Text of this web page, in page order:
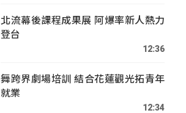
北流幕後課程成果展 阿爆率新人熱力
登台
12:36
舞跨界劇場培訓 結合花蓮觀光拓青年
就業
12:34